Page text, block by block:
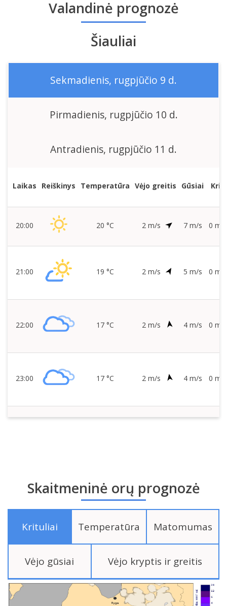
Valandinė prognozė
Šiauliai
Sekmadienis, rugpjūčio 9 d.
Pirmadienis, rugpjūčio 10 d.
Antradienis, rugpjūčio 11 d.
Laikas Reiškinys Temperatūra Vėjo greitis Gūsiai
20:00 20 °C 2 m/s 7 m/s 0
21:00 19 °C 2 m/s 5 m/s 0
22:00 17 °C 2 m/s 4 m/s 0
23:00 17 °C 2 m/s 4 m/s 0
Skaitmeninė orų prognozė
Krituliai Temperatūra Matomumas
Vėjo gūsiai Vėjo kryptis ir greitis